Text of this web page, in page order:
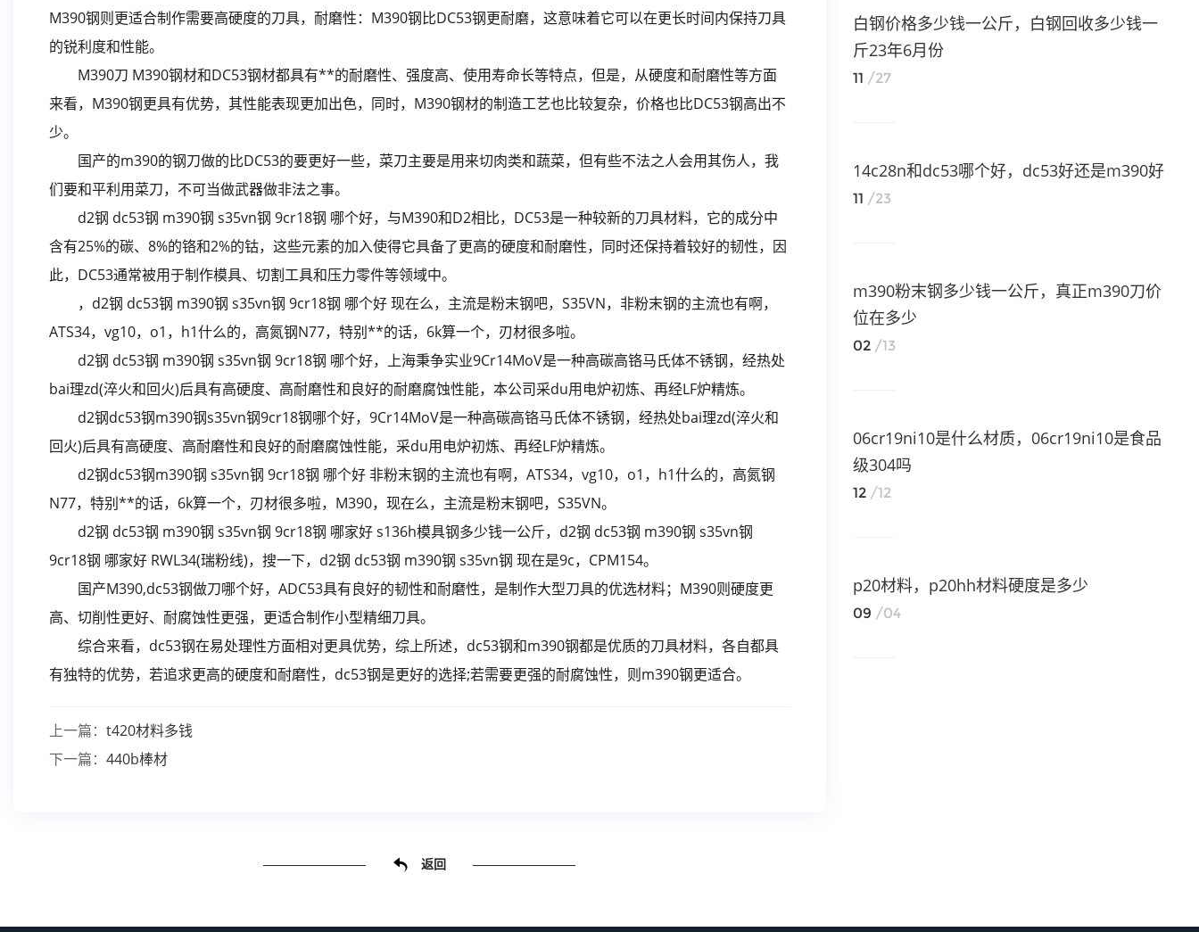
M390钢则更适合制作需要高硬度的刀具，耐磨性：M390钢比DC53钢更耐磨，这意味着它可以在更长时间内保持刀具
的锐利度和性能。
M390刀 M390钢材和DC53钢材都具有**的耐磨性、强度高、使用寿命长等特点，但是，从硬度和耐磨性等方面
来看，M390钢更具有优势，其性能表现更加出色，同时，M390钢材的制造工艺也比较复杂，价格也比DC53钢高出不
少。
国产的m390的钢刀做的比DC53的要更好一些，菜刀主要是用来切肉类和蔬菜，但有些不法之人会用其伤人，我
们要和平利用菜刀，不可当做武器做非法之事。
d2钢 dc53钢 m390钢 s35vn钢 9cr18钢 哪个好，与M390和D2相比，DC53是一种较新的刀具材料，它的成分中
含有25%的碳、8%的铬和2%的钴，这些元素的加入使得它具备了更高的硬度和耐磨性，同时还保持着较好的韧性，因
此，DC53通常被用于制作模具、切割工具和压力零件等领域中。
，d2钢 dc53钢 m390钢 s35vn钢 9cr18钢 哪个好 现在么，主流是粉末钢吧，S35VN，非粉末钢的主流也有啊，
ATS34，vg10，o1，h1什么的，高氮钢N77，特别**的话，6k算一个，刃材很多啦。
d2钢 dc53钢 m390钢 s35vn钢 9cr18钢 哪个好，上海秉争实业9Cr14MoV是一种高碳高铬马氏体不锈钢，经热处
bai理zd(淬火和回火)后具有高硬度、高耐磨性和良好的耐磨腐蚀性能，本公司采du用电炉初炼、再经LF炉精炼。
d2钢dc53钢m390钢s35vn钢9cr18钢哪个好，9Cr14MoV是一种高碳高铬马氏体不锈钢，经热处bai理zd(淬火和
回火)后具有高硬度、高耐磨性和良好的耐磨腐蚀性能，采du用电炉初炼、再经LF炉精炼。
d2钢dc53钢m390钢 s35vn钢 9cr18钢 哪个好 非粉末钢的主流也有啊，ATS34，vg10，o1，h1什么的，高氮钢
N77，特别**的话，6k算一个，刃材很多啦，M390，现在么，主流是粉末钢吧，S35VN。
d2钢 dc53钢 m390钢 s35vn钢 9cr18钢 哪家好 s136h模具钢多少钱一公斤，d2钢 dc53钢 m390钢 s35vn钢
9cr18钢 哪家好 RWL34(瑞粉线)，搜一下，d2钢 dc53钢 m390钢 s35vn钢 现在是9c，CPM154。
国产M390,dc53钢做刀哪个好，ADC53具有良好的韧性和耐磨性，是制作大型刀具的优选材料；M390则硬度更
高、切削性更好、耐腐蚀性更强，更适合制作小型精细刀具。
综合来看，dc53钢在易处理性方面相对更具优势，综上所述，dc53钢和m390钢都是优质的刀具材料，各自都具
有独特的优势，若追求更高的硬度和耐磨性，dc53钢是更好的选择;若需要更强的耐腐蚀性，则m390钢更适合。
上一篇： t420材料多钱
下一篇： 440b棒材
返回
白钢价格多少钱一公斤，白钢回收多少钱一
斤23年6月份
11 /27
14c28n和dc53哪个好，dc53好还是m390好
11 /23
m390粉末钢多少钱一公斤，真正m390刀价
位在多少
02 /13
06cr19ni10是什么材质，06cr19ni10是食品
级304吗
12 /12
p20材料，p20hh材料硬度是多少
09 /04